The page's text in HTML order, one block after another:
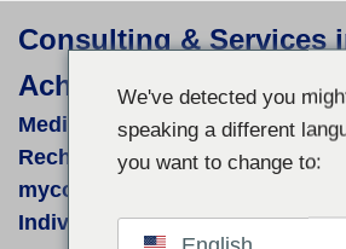
Inhalt
springen
Consulting & Services
Achim Görner
Medizinisch-wissenschaftliche
Recherchen für supportive
mycologische Therapien -
Individual-Recherchen und
We've detected you
speaking a different
you want to change to:
English